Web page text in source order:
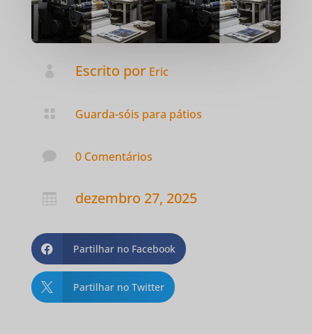
Escrito por Eric
 Guarda-sóis para pátios
 0 Comentários
 dezembro 27, 2025
 Partilhar no Facebook
 Partilhar no Twitter